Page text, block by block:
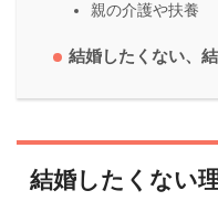
親の介護や扶養
結婚したくない、
結婚したくない